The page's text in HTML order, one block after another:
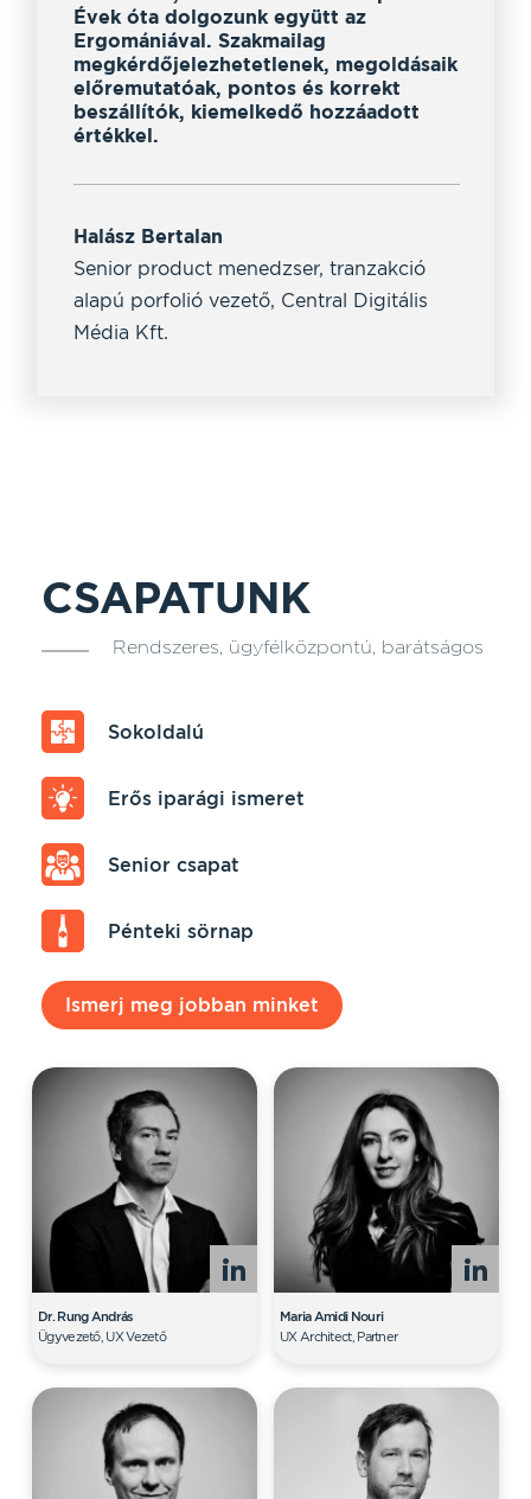
Évek óta dolgozunk együtt az
Ergomániával. Szakmailag
megkérdőjelezhetetlenek, megoldásaik
előremutatóak, pontos és korrekt
beszállítók, kiemelkedő hozzáadott
értékkel.
Halász Bertalan
Senior product menedzser, tranzakció
alapú porfolió vezető, Central Digitális
Média Kft.
Dr. Rung András
Ügyvezető, UX Vezető
Maria Amidi Nouri
UX Architect, Partner
CSAPATUNK
Rendszeres, ügyfélközpontú, barátságos
Sokoldalú
Erős iparági ismeret
Senior csapat
Pénteki sörnap
Ismerj meg jobban minket